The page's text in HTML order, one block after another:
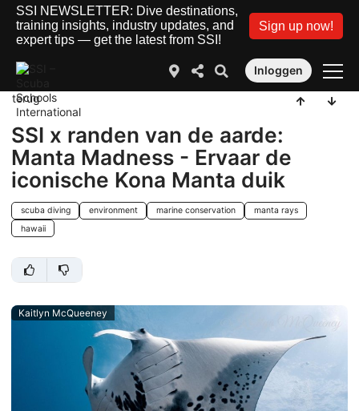
SSI NEWSLETTER: Dive destinations,
training insights, industry updates, and
expert tips — get the latest from SSI!
Sign up now!
Inloggen
terug
SSI x randen van de aarde:
Manta Madness - Ervaar de
iconische Kona Manta duik
scuba diving environment marine conservation
manta rays
hawaii
Kaitlyn McQueeney